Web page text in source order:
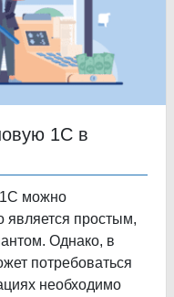
1С в
можно
является простым,
Однако, в
потребоваться
необходимо